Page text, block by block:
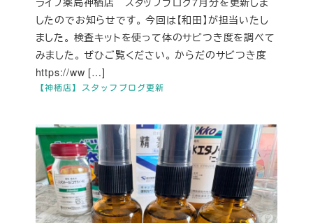
【神栖店】スタッフブログ更新
したのでお知らせです。 今回は【和田】が担当いたし
ました。 検査キットを使って体のサビつき度を調べて
みました。 ぜひご覧ください。 からだのサビつき度
https://ww […]